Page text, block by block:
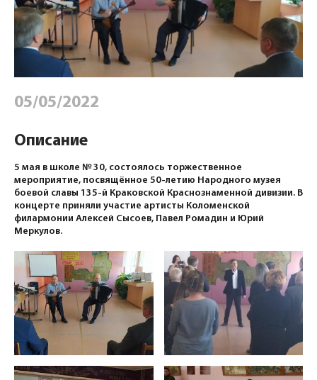
05/05/2022
Описание
5 мая в школе № 30, состоялось торжественное
мероприятие, посвящённое 50-летию Народного музея
боевой славы 135-й Краковской Краснознаменной дивизии. В
концерте приняли участие артисты Коломенской
филармонии Алексей Сысоев, Павел Ромадин и Юрий
Меркулов.